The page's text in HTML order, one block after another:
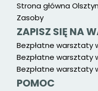
Strona główna
Zasoby
ZAPISZ SIĘ NA
Bezpłatne warsztaty
Bezpłatne warsztaty
Bezpłatne warsztaty
POMOC